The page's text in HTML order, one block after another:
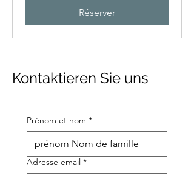
Réserver
Kontaktieren Sie uns
Prénom et nom *
Adresse email *